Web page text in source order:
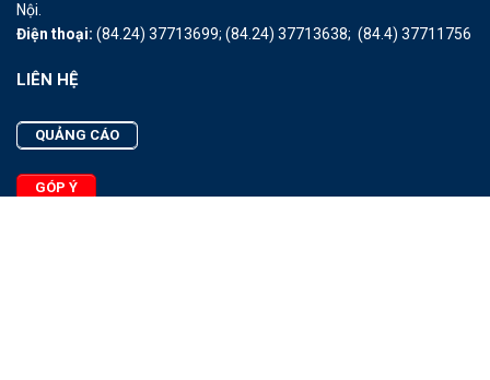
Nội.
Điện thoại: (84.24) 37713699; (84.24) 37713638; (84.4) 37711756
LIÊN HỆ
QUẢNG CÁO
GÓP Ý